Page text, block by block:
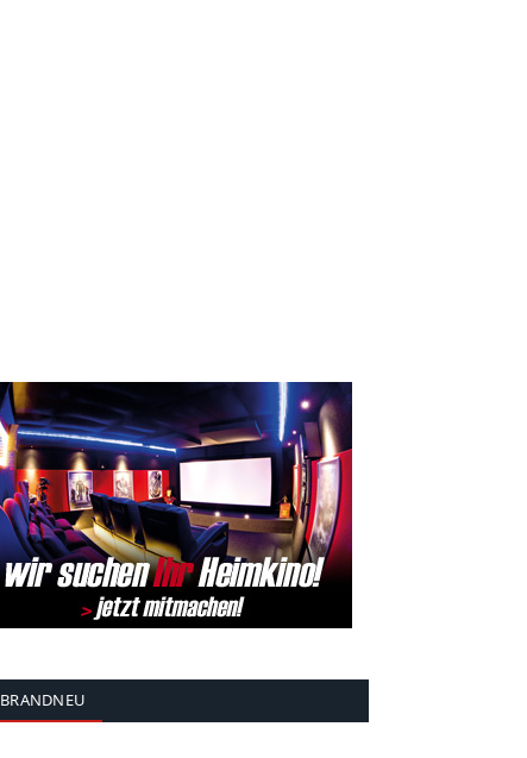
BRANDNEU